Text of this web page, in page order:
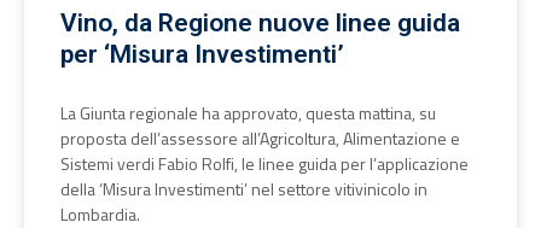
Vino, da Regione nuove linee guida
per ‘Misura Investimenti’
La Giunta regionale ha approvato, questa mattina, su
proposta dell’assessore all’Agricoltura, Alimentazione e
Sistemi verdi Fabio Rolfi, le linee guida per l’applicazione
della ‘Misura Investimenti’ nel settore vitivinicolo in
Lombardia.